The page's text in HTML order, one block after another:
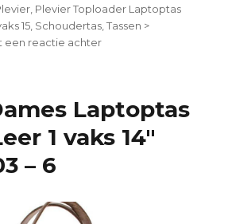
Plevier Toploader Laptoptas
15 Schoudertas ,Tassen >
een reactie achter
Volnerf
2
Laptoptas
1 vaks 14″
– 6